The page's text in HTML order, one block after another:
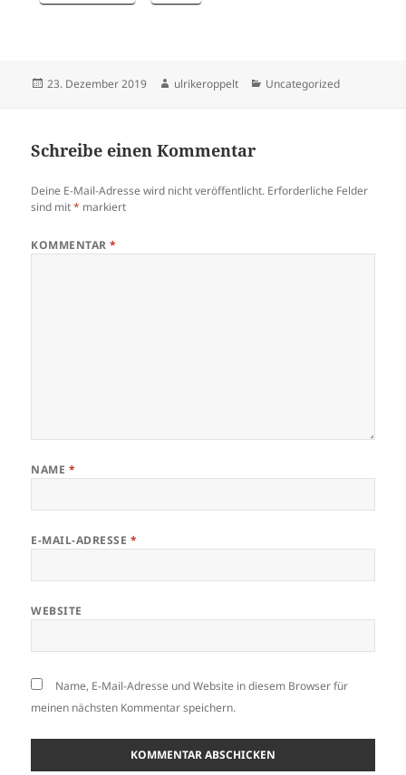
Veröffentlicht
23. Dezember 2019 Autor
ulrikeroppelt Kategorien
Uncategorized
Schreibe einen Kommentar
Deine E-Mail-Adresse wird nicht veröffentlicht. Erforderliche Felder
sind mit* markiert
KOMMENTAR*
NAME *
E-MAIL-ADRESSE *
WEBSITE
Name, E-Mail-Adresse und Website in diesem Browser für
meinen nächsten Kommentar speichern.